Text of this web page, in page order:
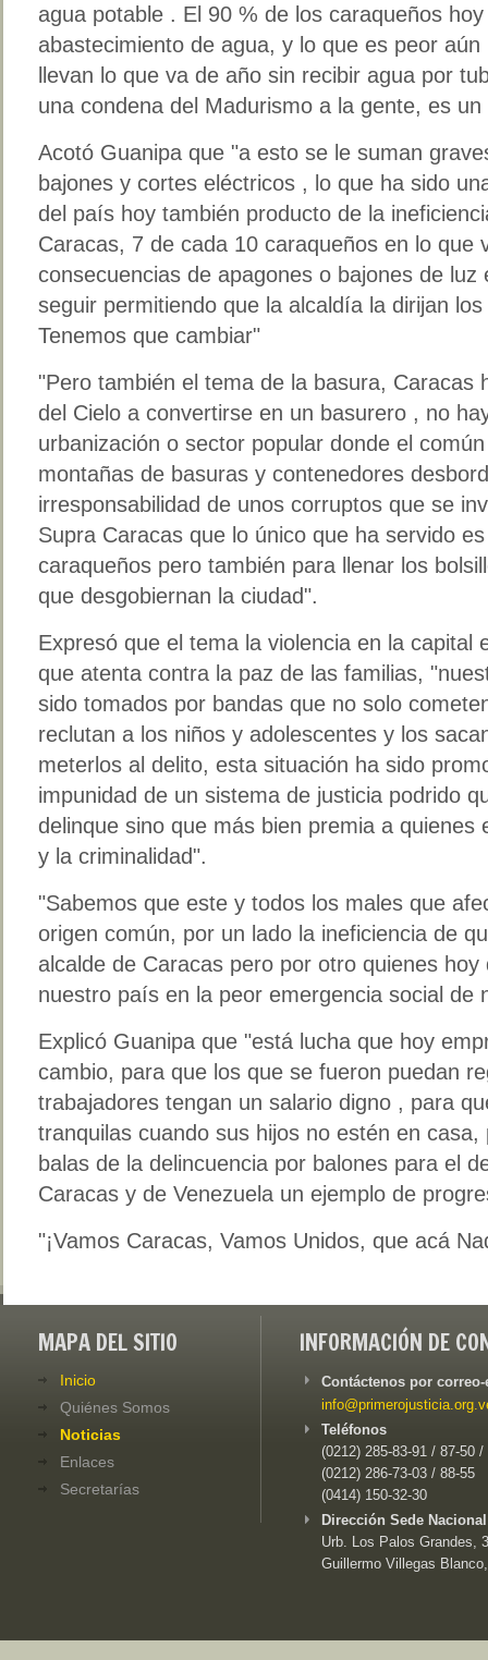
agua potable . El 90 % de los caraqueños
abastecimiento de agua, y lo que es peor
llevan lo que va de año sin recibir agua por
una condena del Madurismo a la gente, es
Acotó Guanipa que "a esto se le suman
bajones y cortes eléctricos , lo que ha sido
del país hoy también producto de la
Caracas, 7 de cada 10 caraqueños en lo que
consecuencias de apagones o bajones de
seguir permitiendo que la alcaldía la dirijan
Tenemos que cambiar"
"Pero también el tema de la basura, Caracas
del Cielo a convertirse en un basurero , no
urbanización o sector popular donde el
montañas de basuras y contenedores
irresponsabilidad de unos corruptos que se
Supra Caracas que lo único que ha servido
caraqueños pero también para llenar los
que desgobiernan la ciudad".
Expresó que el tema la violencia en la capital
que atenta contra la paz de las familias,
sido tomados por bandas que no solo
reclutan a los niños y adolescentes y los
meterlos al delito, esta situación ha sido
impunidad de un sistema de justicia podrido
delinque sino que más bien premia a quienes
y la criminalidad".
"Sabemos que este y todos los males que
origen común, por un lado la ineficiencia de
alcalde de Caracas pero por otro quienes
nuestro país en la peor emergencia social de
Explicó Guanipa que "está lucha que hoy
cambio, para que los que se fueron puedan
trabajadores tengan un salario digno , para
tranquilas cuando sus hijos no estén en
balas de la delincuencia por balones para el
Caracas y de Venezuela un ejemplo de
"¡Vamos Caracas, Vamos Unidos, que acá
MAPA DEL SITIO
Inicio
Quiénes Somos
Noticias
Enlaces
Secretarías
INFORMACIÓN DE
Contáctenos por
Teléfonos
(0212) 285-83-91 / 87-50 /
(0212) 286-73-03 / 88-55
(0414) 150-32-30
Dirección Sede
Urb. Los Palos Grandes,
Guillermo Villegas